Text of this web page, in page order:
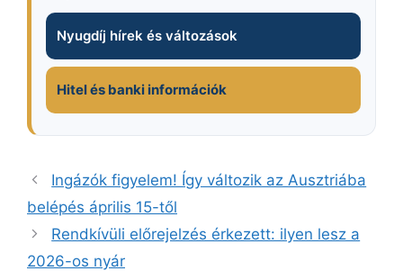
Nyugdíj hírek és változások
Hitel és banki információk
Ingázók figyelem! Így változik az Ausztriába
belépés április 15-től
Rendkívüli előrejelzés érkezett: ilyen lesz a
2026-os nyár